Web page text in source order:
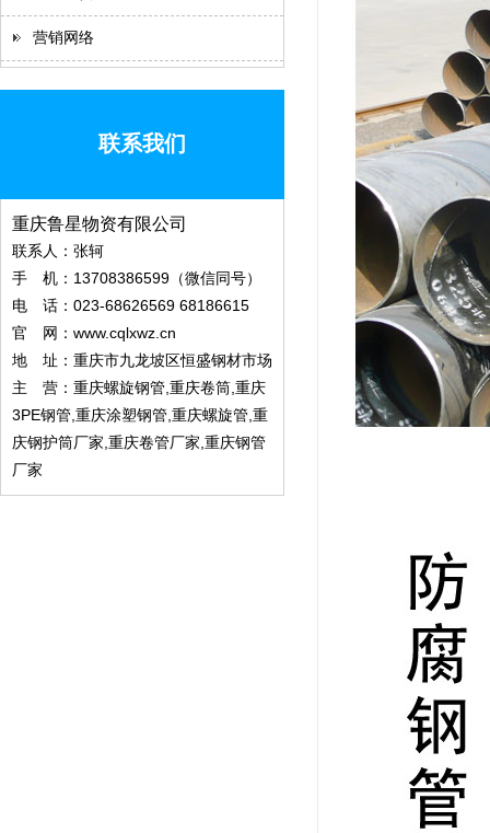
营销网络
联系我们
重庆鲁星物资有限公司
联系人：张轲
手 机：13708386599（微信同号）
电 话：023-68626569 68186615
官 网： www.cqlxwz.cn
地 址：重庆市九龙坡区恒盛钢材市场
主 营：重庆螺旋钢管,重庆卷筒,重庆
3PE钢管,重庆涂塑钢管,重庆螺旋管,重
庆钢护筒厂家,重庆卷管厂家,重庆钢管
厂家